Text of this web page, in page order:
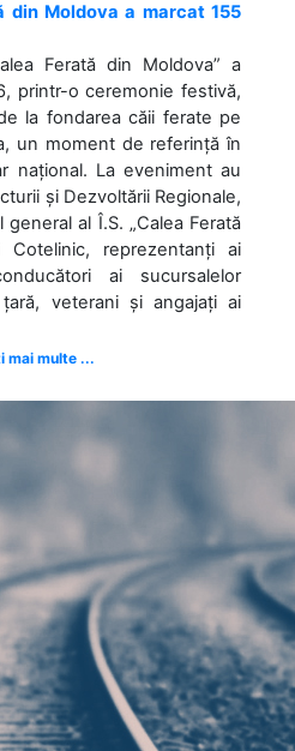
din Moldova a marcat 155
Ferată din Moldova” a
printr-o ceremonie festivă,
la fondarea căii ferate pe
un moment de referință în
național. La eveniment au
și Dezvoltării Regionale,
al Î.S. „Calea Ferată
reprezentanți ai
ai sucursalelor
veterani și angajați ai
mai multe ...